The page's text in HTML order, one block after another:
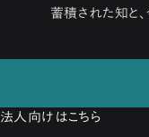
蓄積された知と
法人向けはこちら